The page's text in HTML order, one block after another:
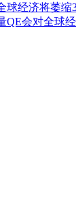
球经济将萎缩
QE会对全球